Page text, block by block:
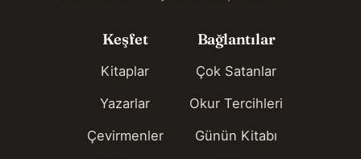
Keşfet
Kitaplar
Yazarlar
Çevirmenler
Bağlantılar
Çok Satanlar
Okur Tercihleri
Günün Kitabı